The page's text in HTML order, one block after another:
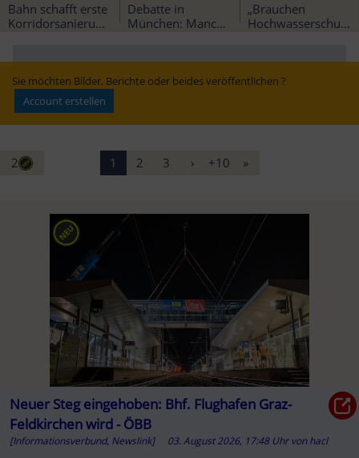
Bahn schafft erste
Korridorsanierung
Debatte in
München: Manche
„muss garantiert
werden“
„Brauchen
Hochwasserschutz
Basistunnels“ |
Kleine Zeitung
Sie möchten Bilder, Berichte oder beides veröffentlichen ?
Account erstellen
2 1 2 3 › +10 »
Neuer Steg eingehoben: Bhf. Flughafen Graz-
Feldkirchen wird - ÖBB
[Informationsverbund, Newslink] 03. August 2026, 17:48 Uhr vonhacl